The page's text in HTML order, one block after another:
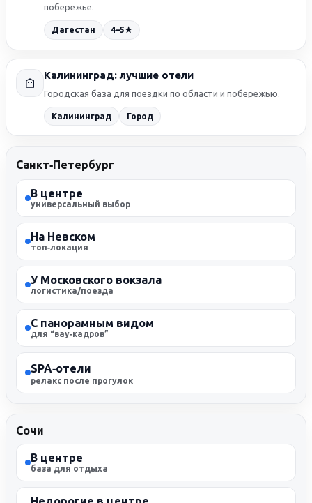
побережье.
Дагестан 4–5★
Калининград: лучшие отели
Городская база для поездки по области и побережью.
Калининград Город
Санкт‑Петербург
В центре
универсальный выбор
На Невском
топ‑локация
У Московского вокзала
логистика/поезда
С панорамным видом
для “вау‑кадров”
SPA‑отели
релакс после прогулок
Сочи
В центре
база для отдыха